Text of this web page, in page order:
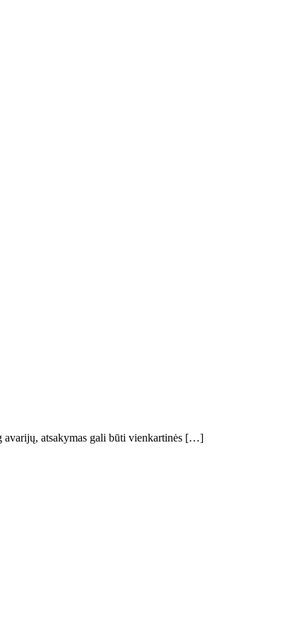
avarijų, atsakymas gali būti vienkartinės […]